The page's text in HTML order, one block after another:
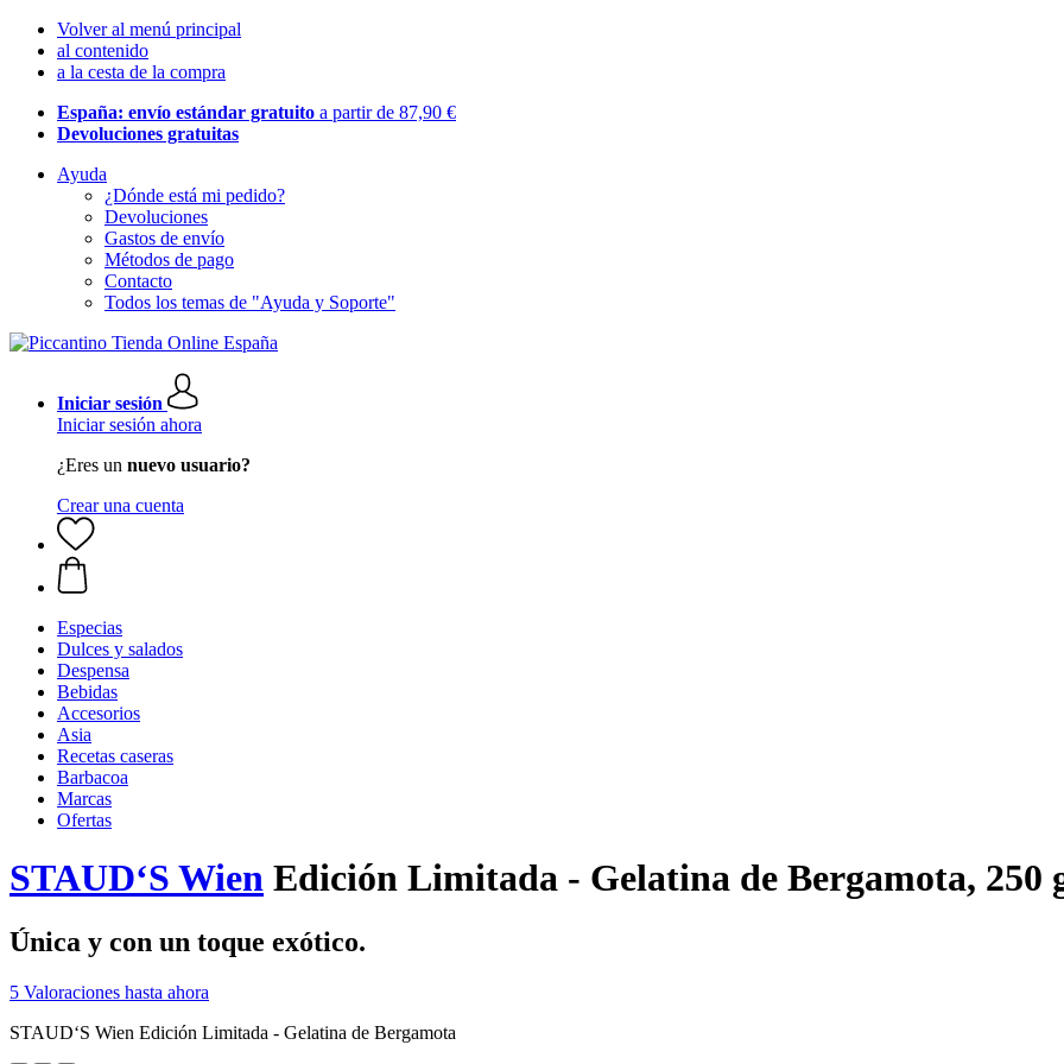
Volver al menú principal
al contenido
a la cesta de la compra
España: envío estándar gratuito a partir de 87,90 €
Devoluciones gratuitas
Ayuda
¿Dónde está mi pedido?
Devoluciones
Gastos de envío
Métodos de pago
Contacto
Todos los temas de "Ayuda y Soporte"
Iniciar sesión
Iniciar sesión ahora
¿Eres un nuevo usuario?
Crear una cuenta
Especias
Dulces y salados
Despensa
Bebidas
Accesorios
Asia
Recetas caseras
Barbacoa
Marcas
Ofertas
STAUD‘S Wien Edición Limitada - Gelatina de Bergamota, 250
Única y con un toque exótico.
5 Valoraciones hasta ahora
STAUD‘S Wien Edición Limitada - Gelatina de Bergamota